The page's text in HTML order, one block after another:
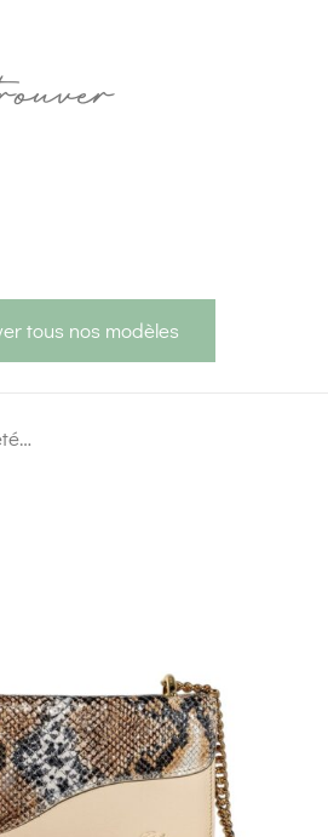
tous nos modèles